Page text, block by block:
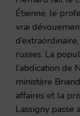
Étienne, le
vrai
russes. La
l’abdication de
ministère
affaires et la
Lassigny passe